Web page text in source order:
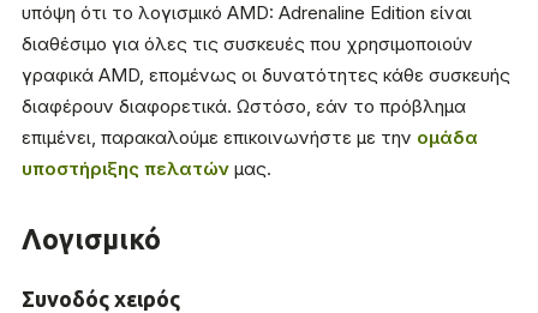
υπόψη ότι το λογισμικό AMD: Adrenaline Edition είναι
διαθέσιμο για όλες τις συσκευές που χρησιμοποιούν
γραφικά AMD, επομένως οι δυνατότητες κάθε συσκευής
διαφέρουν διαφορετικά. Ωστόσο, εάν το πρόβλημα
επιμένει, παρακαλούμε επικοινωνήστε με την ομάδα
υποστήριξης πελατών μας.
Λογισμικό
Συνοδός χειρός